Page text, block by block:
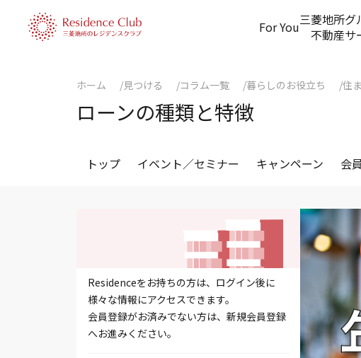
For You三菱地所グ
不動産サ
ホーム 見つける コラム一覧 暮らしのお役立ち 住
ローンの種類と特徴
トップ イベント／セミナー キャンペーン 会
Residenceをお持ちの方は、ログイン後に
様々な情報にアクセスできます。
会員登録がお済みでない方は、新規会員登録
へお進みください。